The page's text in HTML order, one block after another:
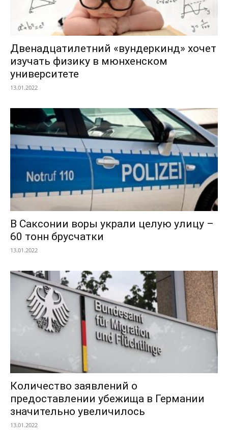
Двенадцатилетний «вундеркинд» хочет
изучать физику в мюнхенском
университете
13.01.2022
В Саксонии воры украли целую улицу –
60 тонн брусчатки
13.01.2022
Количество заявлений о
предоставлении убежища в Германии
значительно увеличилось
13.01.2022